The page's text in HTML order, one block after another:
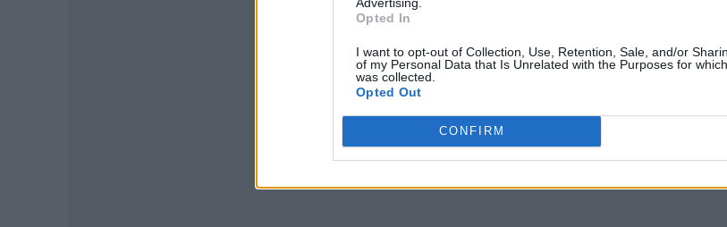
Opted In
I want to opt-out of Collection, Use, Retention, Sale, and/or
of my Personal Data that Is Unrelated with the Purposes for
was collected.
Opted Out
CONFIRM